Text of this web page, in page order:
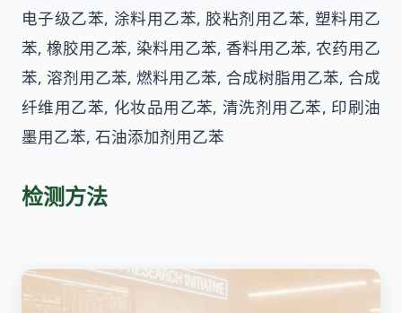
电子级乙苯, 涂料用乙苯, 胶粘剂用乙苯, 塑料用乙
苯, 橡胶用乙苯, 染料用乙苯, 香料用乙苯, 农药用乙
苯, 溶剂用乙苯, 燃料用乙苯, 合成树脂用乙苯, 合成
纤维用乙苯, 化妆品用乙苯, 清洗剂用乙苯, 印刷油
墨用乙苯, 石油添加剂用乙苯
检测方法